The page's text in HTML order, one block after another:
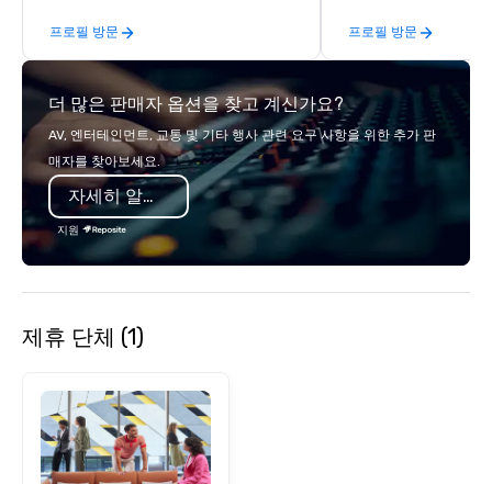
create amazing experiences for all.
프로필 방문 프로필 방문
더 많은 판매자 옵션을 찾고 계신가요?
AV, 엔터테인먼트, 교통 및 기타 행사 관련 요구 사항을 위한 추가 판
매자를 찾아보세요.
자세히 알아보기
지원
제휴 단체 (1)